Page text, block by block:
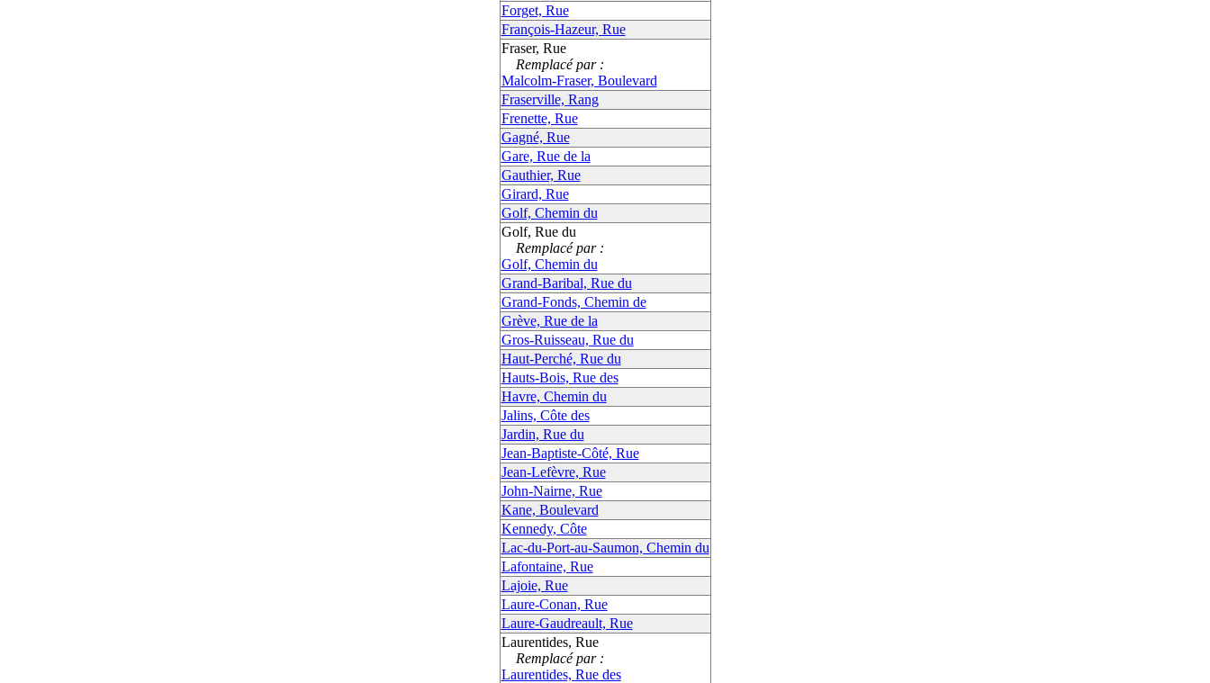
Forget, Rue
François-Hazeur, Rue
Fraser, Rue
Remplacé par :
Malcolm-Fraser, Boulevard
Fraserville, Rang
Frenette, Rue
Gagné, Rue
Gare, Rue de la
Gauthier, Rue
Girard, Rue
Golf, Chemin du
Golf, Rue du
Remplacé par :
Golf, Chemin du
Grand-Baribal, Rue du
Grand-Fonds, Chemin de
Grève, Rue de la
Gros-Ruisseau, Rue du
Haut-Perché, Rue du
Hauts-Bois, Rue des
Havre, Chemin du
Jalins, Côte des
Jardin, Rue du
Jean-Baptiste-Côté, Rue
Jean-Lefèvre, Rue
John-Nairne, Rue
Kane, Boulevard
Kennedy, Côte
Lac-du-Port-au-Saumon, Chemin du
Lafontaine, Rue
Lajoie, Rue
Laure-Conan, Rue
Laure-Gaudreault, Rue
Laurentides, Rue
Remplacé par :
Laurentides, Rue des